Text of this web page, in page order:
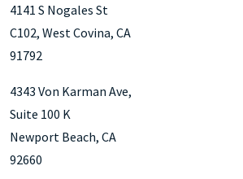
4141 S Nogales St
C102, West Covina, CA
91792
4343 Von Karman Ave,
Suite 100 K
Newport Beach, CA
92660